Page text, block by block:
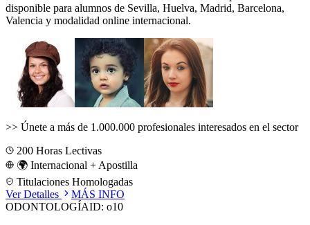
disponible para alumnos de Sevilla, Huelva, Madrid, Barcelona,
Valencia y modalidad online internacional.
>> Únete a más de 1.000.000 profesionales interesados en el sector
200 Horas Lectivas
🌍 Internacional + Apostilla
Titulaciones Homologadas
Ver Detalles
MÁS INFO
ODONTOLOGÍAID: o10